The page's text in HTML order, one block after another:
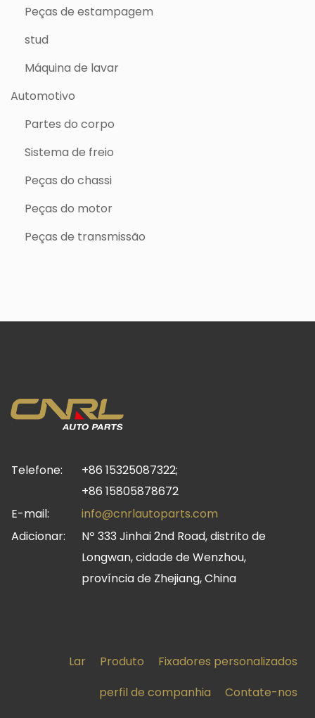
Peças de estampagem
stud
Máquina de lavar
Automotivo
Partes do corpo
Sistema de freio
Peças do chassi
Peças do motor
Peças de transmissão
Telefone:
+86 15325087322;
+86 15805878672
E-mail:
info@cnrlautoparts.com
Adicionar:
Nº 333 Jinhai 2nd Road, distrito de
Longwan, cidade de Wenzhou,
província de Zhejiang, China
Lar Produto
Fixadores personalizados
perfil de companhia
Contate-nos